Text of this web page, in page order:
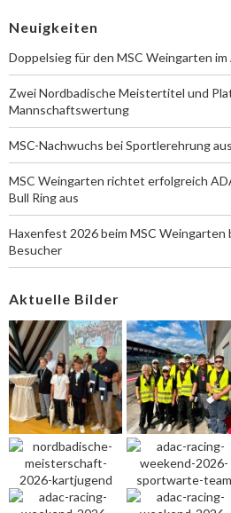
Neuigkeiten
Doppelsieg für den MSC Weingarten
Zwei Nordbadische Meistertitel und
Mannschaftswertung
MSC-Nachwuchs bei Sportlerehrung
MSC Weingarten richtet erfolgreich
Bull Ring aus
Haxenfest 2026 beim MSC
Besucher
Aktuelle Bilder